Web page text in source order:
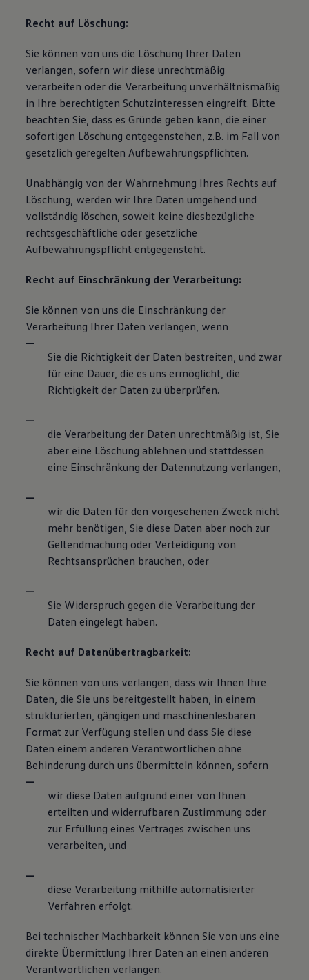
Recht auf Löschung:
Sie können von uns die Löschung Ihrer Daten
verlangen, sofern wir diese unrechtmäßig
verarbeiten oder die Verarbeitung unverhältnismäßig
in Ihre berechtigten Schutzinteressen eingreift. Bitte
beachten Sie, dass es Gründe geben kann, die einer
sofortigen Löschung entgegenstehen, z.B. im Fall von
gesetzlich geregelten Aufbewahrungspflichten.
Unabhängig von der Wahrnehmung Ihres Rechts auf
Löschung, werden wir Ihre Daten umgehend und
vollständig löschen, soweit keine diesbezügliche
rechtsgeschäftliche oder gesetzliche
Aufbewahrungspflicht entgegensteht.
Recht auf Einschränkung der Verarbeitung:
Sie können von uns die Einschränkung der
Verarbeitung Ihrer Daten verlangen, wenn
Sie die Richtigkeit der Daten bestreiten, und zwar
für eine Dauer, die es uns ermöglicht, die
Richtigkeit der Daten zu überprüfen.
die Verarbeitung der Daten unrechtmäßig ist, Sie
aber eine Löschung ablehnen und stattdessen
eine Einschränkung der Datennutzung verlangen,
wir die Daten für den vorgesehenen Zweck nicht
mehr benötigen, Sie diese Daten aber noch zur
Geltendmachung oder Verteidigung von
Rechtsansprüchen brauchen, oder
Sie Widerspruch gegen die Verarbeitung der
Daten eingelegt haben.
Recht auf Datenübertragbarkeit:
Sie können von uns verlangen, dass wir Ihnen Ihre
Daten, die Sie uns bereitgestellt haben, in einem
strukturierten, gängigen und maschinenlesbaren
Format zur Verfügung stellen und dass Sie diese
Daten einem anderen Verantwortlichen ohne
Behinderung durch uns übermitteln können, sofern
wir diese Daten aufgrund einer von Ihnen
erteilten und widerrufbaren Zustimmung oder
zur Erfüllung eines Vertrages zwischen uns
verarbeiten, und
diese Verarbeitung mithilfe automatisierter
Verfahren erfolgt.
Bei technischer Machbarkeit können Sie von uns eine
direkte Übermittlung Ihrer Daten an einen anderen
Verantwortlichen verlangen.